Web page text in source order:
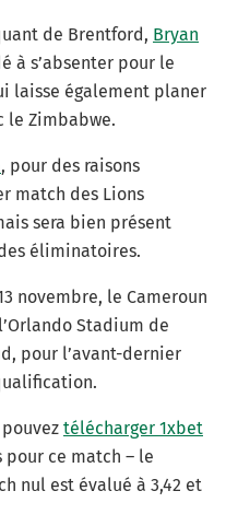
de Brentford, Bryan
à s’absenter pour le
laisse également planer
le Zimbabwe.
, pour des raisons
match des Lions
sera bien présent
éliminatoires.
novembre, le Cameroun
Stadium de
pour l’avant-dernier
télécharger 1xbet
ce match – le
nul est évalué à 3,42 et